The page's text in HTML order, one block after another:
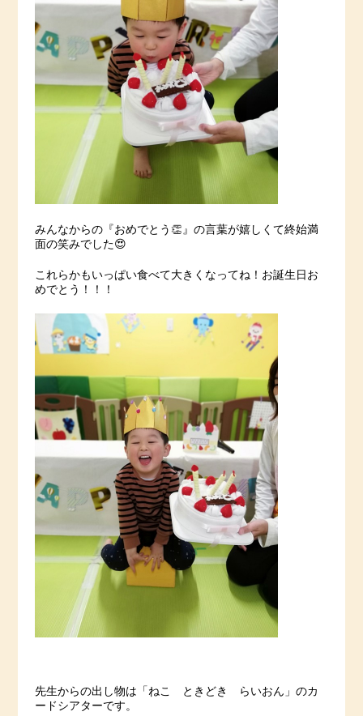
みんなからの『おめでとう👏』の言葉が嬉しくて終始満
面の笑みでした😍
これらかもいっぱい食べて大きくなってね！お誕生日お
めでとう！！！
先生からの出し物は「ねこ ときどき らいおん」のカ
ードシアターです。